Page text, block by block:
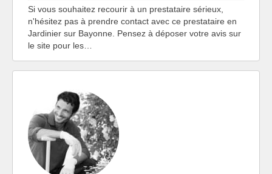
Si vous souhaitez recourir à un prestataire sérieux,
n'hésitez pas à prendre contact avec ce prestataire en
Jardinier sur Bayonne. Pensez à déposer votre avis sur
le site pour les…